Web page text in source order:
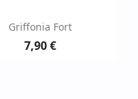
Aperçu rapide
Griffonia Fort
7,90 €